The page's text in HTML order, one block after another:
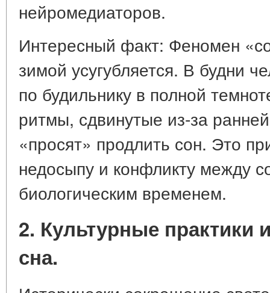
нейромедиаторов.
Интересный факт: Феномен
зимой усугубляется. В будни
по будильнику в полной
ритмы, сдвинутые из-за
«просят» продлить сон. Это
недосыпу и конфликту между
биологическим временем.
2. Культурные практики
сна.